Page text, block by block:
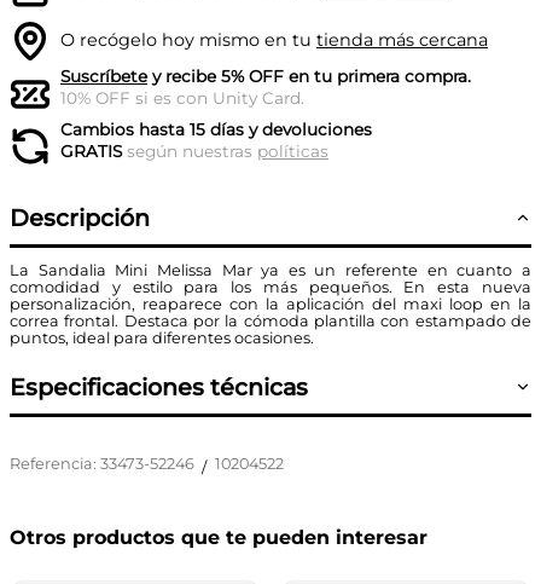
O recógelo hoy mismo en tu tienda más cercana
Suscríbetey recibe 5% OFF en tu primera compra.
10% OFF si es con Unity Card.
Cambios hasta 15 días y devoluciones
GRATISsegún nuestras políticas
Descripción
La Sandalia Mini Melissa Mar ya es un referente en cuanto a
comodidad y estilo para los más pequeños. En esta nueva
personalización, reaparece con la aplicación del maxi loop en la
correa frontal. Destaca por la cómoda plantilla con estampado de
puntos, ideal para diferentes ocasiones.
Especificaciones técnicas
Referencia: 33473-52246 / 10204522
Otros productos que te pueden interesar